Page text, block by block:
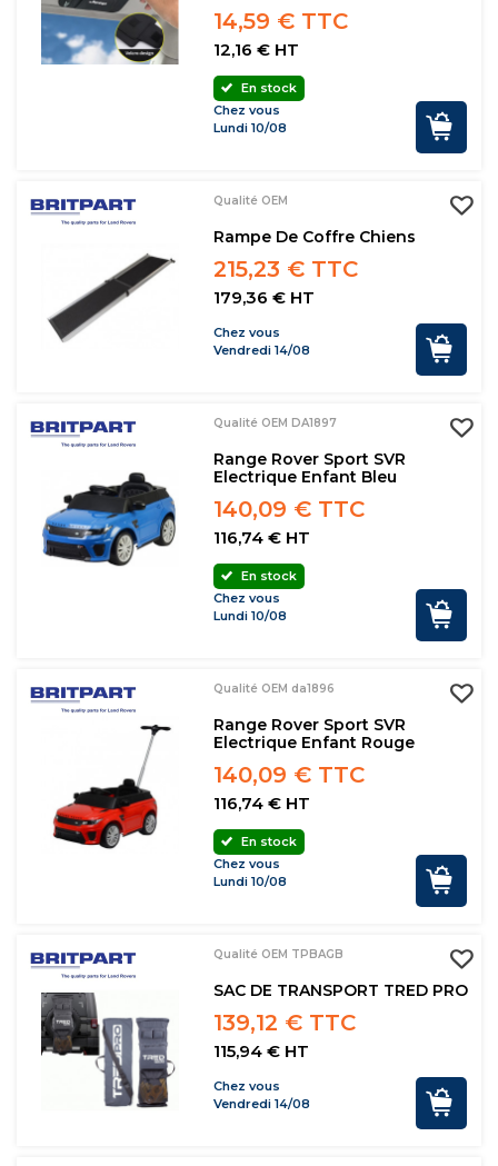
14,59 € TTC
12,16 € HT
En stock
Chez vous
Lundi 10/08
Qualité OEM
Rampe De Coffre Chiens
215,23 € TTC
179,36 € HT
Chez vous
Vendredi 14/08
Qualité OEM DA1897
Range Rover Sport SVR
Electrique Enfant Bleu
140,09 € TTC
116,74 € HT
En stock
Chez vous
Lundi 10/08
Qualité OEM da1896
Range Rover Sport SVR
Electrique Enfant Rouge
140,09 € TTC
116,74 € HT
En stock
Chez vous
Lundi 10/08
Qualité OEM TPBAGB
SAC DE TRANSPORT TRED PRO
139,12 € TTC
115,94 € HT
Chez vous
Vendredi 14/08